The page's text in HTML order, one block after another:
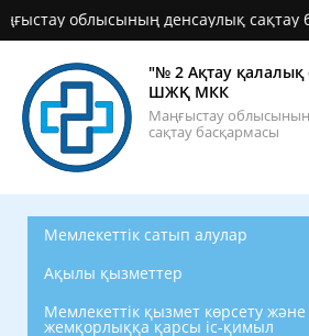
облысының денсаулық сақтау
"№ 2 Ақтау
ШЖҚ МКК
Маңғыстау
сақтау басқармасы
Мемлекеттік сатып алулар
Ақылы қызметтер
Мемлекеттік қызмет көрсету
жемқорлыққа қарсы іс-қимыл